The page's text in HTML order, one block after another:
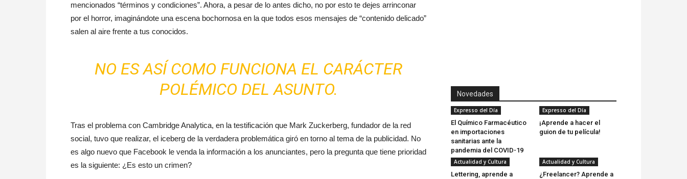
mencionados “términos y condiciones”. Ahora, a pesar de lo antes dicho, no por esto te dejes arrinconar
por el horror, imaginándote una escena bochornosa en la que todos esos mensajes de “contenido delicado”
salen al aire frente a tus conocidos.
NO ES ASÍ COMO FUNCIONA EL CARÁCTER
POLÉMICO DEL ASUNTO.
Tras el problema con Cambridge Analytica, en la testificación que Mark Zuckerberg, fundador de la red
social, tuvo que realizar, el iceberg de la verdadera problemática giró en torno al tema de la publicidad. No
es algo nuevo que Facebook le venda la información a los anunciantes, pero la pregunta que tiene prioridad
es la siguiente: ¿Es esto un crimen?
Novedades
Expresso del Día
El Químico Farmacéutico
en importaciones
sanitarias ante la
pandemia del COVID-19
Expresso del Día
¡Aprende a hacer el
guion de tu película!
Actualidad y Cultura
Lettering, aprende a
Actualidad y Cultura
¿Freelancer? Aprende a